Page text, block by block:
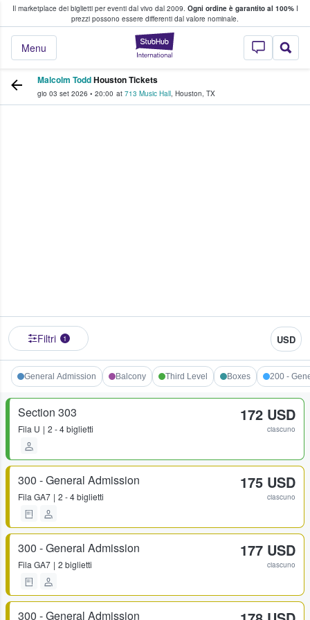
Il marketplace dei biglietti per eventi dal vivo dal 2009. Ogni ordine è garantito al 100%I
prezzi possono essere differenti dal valore nominale.
StubHub - Dove
Menu
fan comprano e vendono biglietti
Malcolm ToddHouston Tickets
gio 03 set 2026 • 20:00 at 713 Music Hall, Houston, TX
Filtri 1 USD
General Admission Balcony Third Level Boxes 200 -
Section 303
Fila U 2 - 4 biglietti
172 USD
ciascuno
300 - General Admission
Fila GA7 2 - 4 biglietti
175 USD
ciascuno
300 - General Admission
Fila GA7 2 biglietti
177 USD
ciascuno
300 - General Admission